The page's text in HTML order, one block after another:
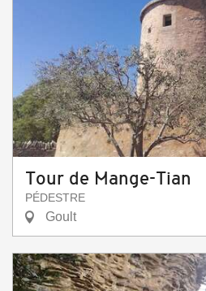
Tour de Mange-Tian
PÉDESTRE
Goult